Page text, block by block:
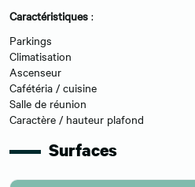
Caractéristiques :
Parkings
Climatisation
Ascenseur
Cafétéria / cuisine
Salle de réunion
Caractère / hauteur plafond
Surfaces